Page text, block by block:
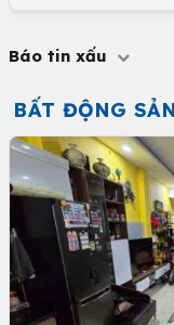
Báo tin xấu
BẤT ĐỘNG